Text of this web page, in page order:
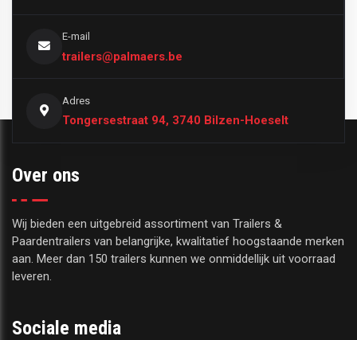
E-mail
trailers@palmaers.be
Adres
Tongersestraat 94, 3740 Bilzen-Hoeselt
Over ons
Wij bieden een uitgebreid assortiment van Trailers &
Paardentrailers van belangrijke, kwalitatief hoogstaande merken
aan. Meer dan 150 trailers kunnen we onmiddellijk uit voorraad
leveren.
Sociale media